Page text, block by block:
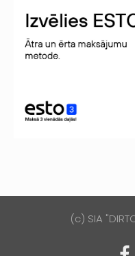
(c) SIA